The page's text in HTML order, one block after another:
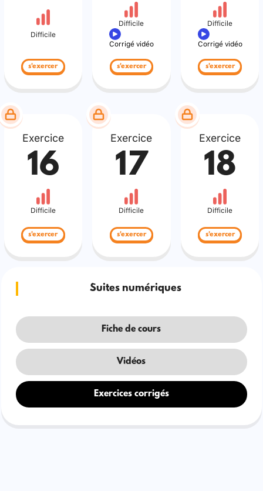
Difficile
s'exercer
Difficile
Corrigé vidéo
s'exercer
Difficile
Corrigé vidéo
s'exercer
Exercice
16
Difficile
s'exercer
Exercice
17
Difficile
s'exercer
Exercice
18
Difficile
s'exercer
Suites numériques
Fiche de cours
Vidéos
Exercices corrigés